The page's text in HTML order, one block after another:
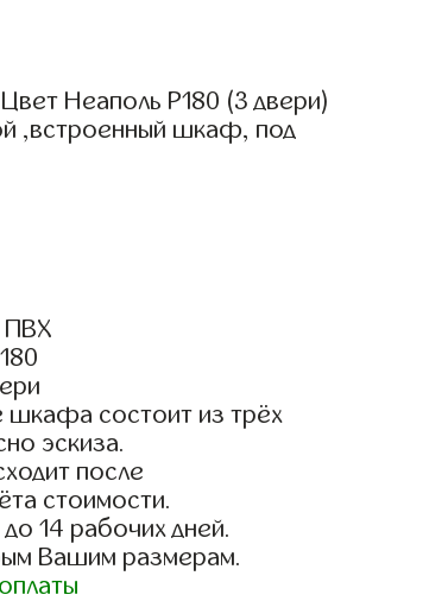
Неаполь Р180 (3 двери)
,встроенный шкаф, под
ПВХ
шкафа состоит из трёх
эскиза.
после
стоимости.
14 рабочих дней.
Вашим размерам.